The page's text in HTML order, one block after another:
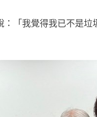
「我覺得我已不是